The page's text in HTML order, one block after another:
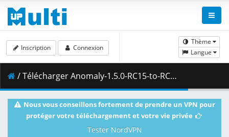
Thème
Langue
Inscription Connexion
/ Télécharger Anomaly-1.5.0-RC15-to-RC16 [EmpireG.RU].7z ( 804.82 MB )
Nous vous conseillons fortement de prendre un VPN pour
protéger votre téléchargement et votre vie privée
Tester NordVPN